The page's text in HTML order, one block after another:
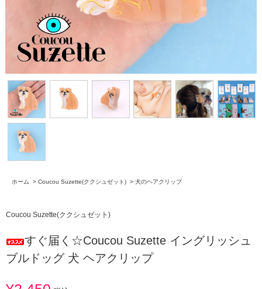
ホーム > Coucou Suzette(ククシュゼット) > 犬のヘアクリップ
Coucou Suzette(ククシュゼット)
すぐ届く☆Coucou Suzette イングリッシュ
ブルドッグ 犬 ヘアクリップ